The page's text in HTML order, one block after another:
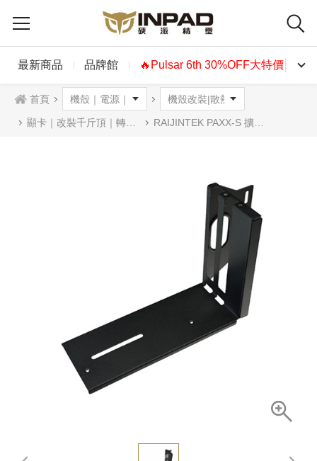
最新商品 品牌館 🔥Pulsar 6th 30%OFF大特價🔥
首頁
顯卡｜改裝千斤頂｜轉接架 RAIJINTEK PAXX-S 擴充卡轉接架(不含線)